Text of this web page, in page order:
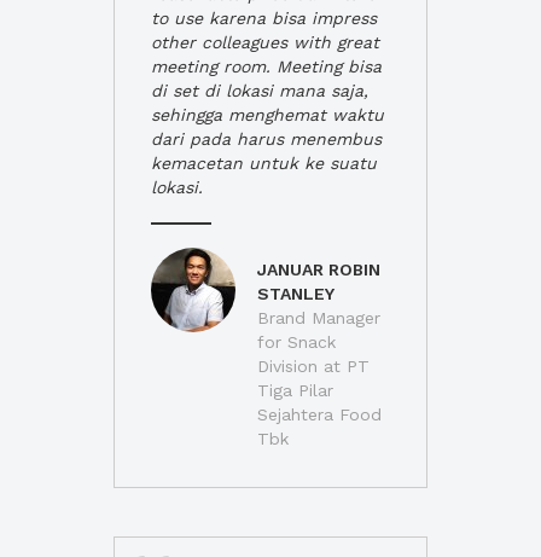
to use karena bisa impress
other colleagues with great
meeting room. Meeting bisa
di set di lokasi mana saja,
sehingga menghemat waktu
dari pada harus menembus
kemacetan untuk ke suatu
lokasi.
JANUAR ROBIN
STANLEY
Brand Manager
for Snack
Division at PT
Tiga Pilar
Sejahtera Food
Tbk